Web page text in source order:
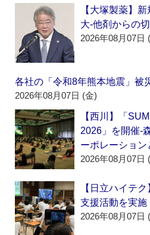
【大塚製薬】
大‐他剤からの
2026年08月07日
各社の「令和8年熊本地震」被
2026年08月07日 (金)
【西川】「
2026」を開催‐
ーポレーショ
2026年08月07日
【日立ハイテ
支援活動を実施
2026年08月07日